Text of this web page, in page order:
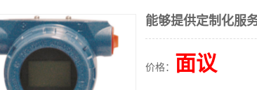
能够提供定制化服
价格： 面议